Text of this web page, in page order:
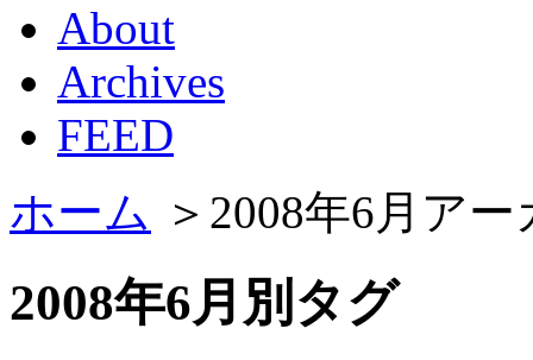
About
Archives
FEED
ホーム ＞2008年6月ア
2008年6月別タグ